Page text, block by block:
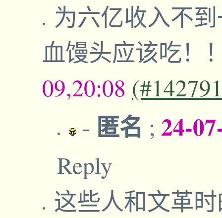
为六亿收入不
血馒头应该吃！
09,20:08
- 匿名 ; 24-
Reply
这些人和文革